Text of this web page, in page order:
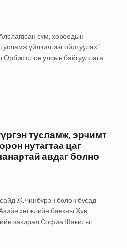
сум, хороодын
үйлчилгээг ойртуулах”
Орбис олон улсын байгууллага
НҮДНИЙ ТУСЛАМЖ ҮЙЛЧИЛГЭЭ ҮЗҮҮЛЭХ “НҮДНИЙ КАБИНЕТ”-ЫН НЭЭЛТЭЭ ХИЙЛЭЭ.”
тусламж, эрчимт
нутагтаа цаг
авдаг болно
Ж.Чинбүрэн болон бусад
хөгжлийн банкны Хүн,
захирал Софиа Шакилыг